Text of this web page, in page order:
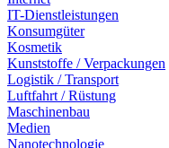
IT-Dienstleistungen
Konsumgüter
Kosmetik
Kunststoffe / Verpackungen
Logistik / Transport
Luftfahrt / Rüstung
Maschinenbau
Medien
Nanotechnologie